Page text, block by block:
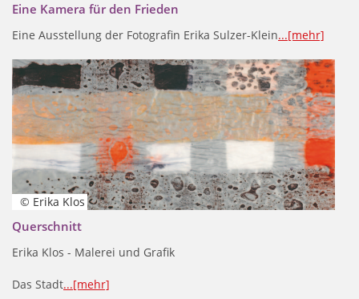
Eine Kamera für den Frieden
Eine Ausstellung der Fotografin Erika Sulzer-Klein...[mehr]
© Erika Klos
Querschnitt
Erika Klos - Malerei und Grafik
Das Stadt...[mehr]